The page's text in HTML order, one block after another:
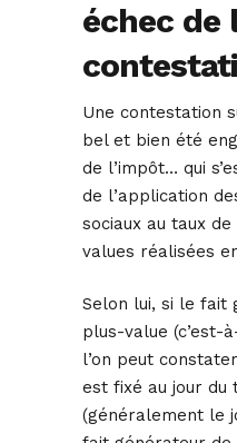
échec de
Une contestation
bel et bien été
de l’impôt… qui
de l’application
sociaux au taux
values réalisées
Selon lui, si le fait
plus-value (c’est-
l’on peut
est fixé au jour
(généralement le